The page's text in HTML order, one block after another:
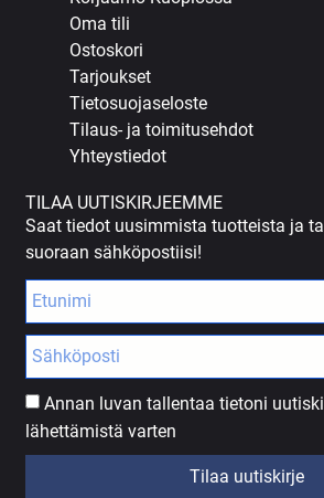
Oma tili
Ostoskori
Tarjoukset
Tietosuojaseloste
Tilaus- ja toimitusehdot
Yhteystiedot
TILAA UUTISKIRJEEMME
Saat tiedot uusimmista tuotteista ja
suoraan sähköpostiisi!
Annan luvan tallentaa tietoni
lähettämistä varten
Tilaa uutiskirje